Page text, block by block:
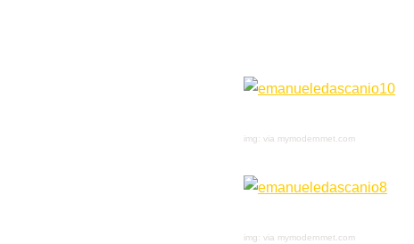
img: via mymodernmet.com
img: via mymodernmet.com